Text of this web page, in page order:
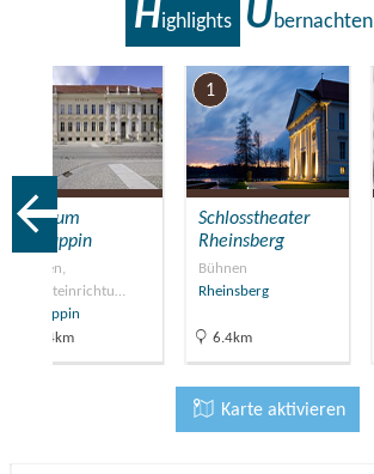
Highlights Übernachten
Museum
Neuruppin
Museen,
Freizeiteinrichtu…
Neuruppin
26.4km
1
Schlosstheater
Rheinsberg
Bühnen
Rheinsberg
6.4km
Karte aktivieren